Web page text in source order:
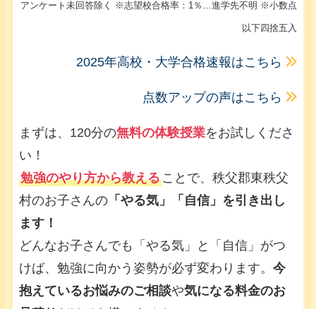
アンケート未回答除く ※志望校合格率：1％…進学先不明 ※小数点
以下四捨五入
2025年高校・大学合格速報はこちら
点数アップの声はこちら
まずは、120分の無料の体験授業をお試しくださ
い！
勉強のやり方から教えることで、秩父郡東秩父
村のお子さんの「やる気」「自信」を引き出し
ます！
どんなお子さんでも「やる気」と「自信」がつ
けば、勉強に向かう姿勢が必ず変わります。 今
抱えているお悩みのご相談や気になる料金のお